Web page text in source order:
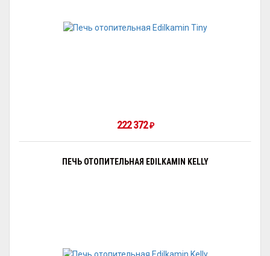
222 372 ₽
ПЕЧЬ ОТОПИТЕЛЬНАЯ EDILKAMIN KELLY